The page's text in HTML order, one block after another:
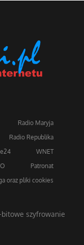
Radio Maryja
Radio Republika
WNET
Patronat
oraz pliki cookies
szyfrowanie